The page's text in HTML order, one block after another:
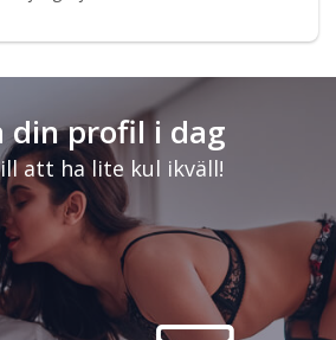
din profil i dag
att ha lite kul ikväll!